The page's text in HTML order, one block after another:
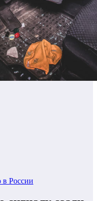
в России